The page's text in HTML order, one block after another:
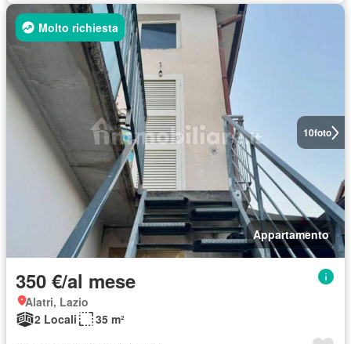
10foto
Molto richiesta
Appartamento
350 €/al mese
Alatri, Lazio
2 Locali
35 m²